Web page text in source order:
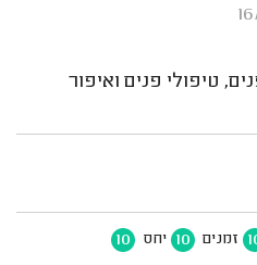
טיפולי פנים ואיפור
זמנים 10 יחס 10